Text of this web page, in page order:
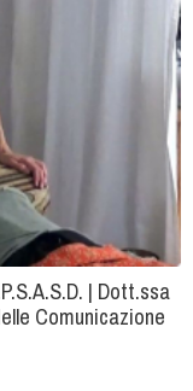
| Dott.ssa
Comunicazione